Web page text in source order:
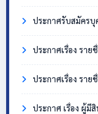
ประกาศรับสมัครบุคคลทั่วไปเพื่อคัดเ
ประกาศเรื่อง รายชื่อผู้ผ่านการคัดเลือกบุคคลทั่ว
ประกาศเรื่อง รายชื่อผู้ผ่านการคัดเลือกบุคค
ประกาศ เรื่อง ผู้มีสิทธิ์เข้ารับการคัดเลือกบุคคลทั่